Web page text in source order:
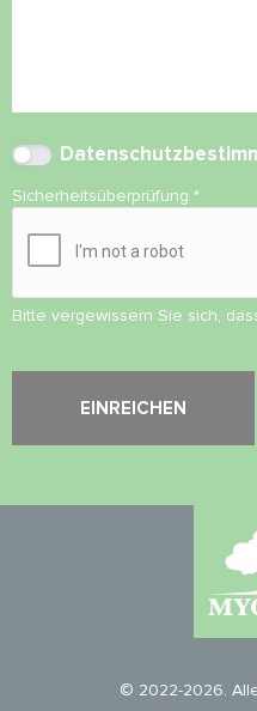
Sicherheitsüberprüfung *
Bitte vergewissern Sie sich,
© 2022-2026.